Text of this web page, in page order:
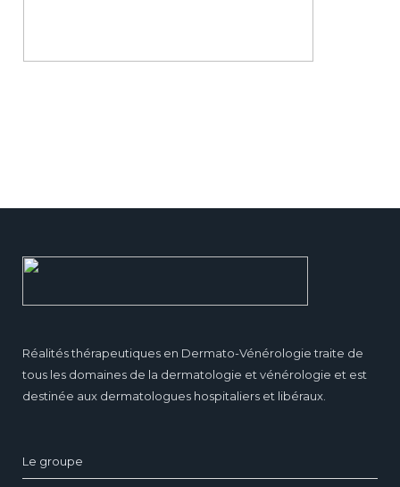
Réalités thérapeutiques en Dermato-Vénérologie traite de
tous les domaines de la dermatologie et vénérologie et est
destinée aux dermatologues hospitaliers et libéraux.
Le groupe